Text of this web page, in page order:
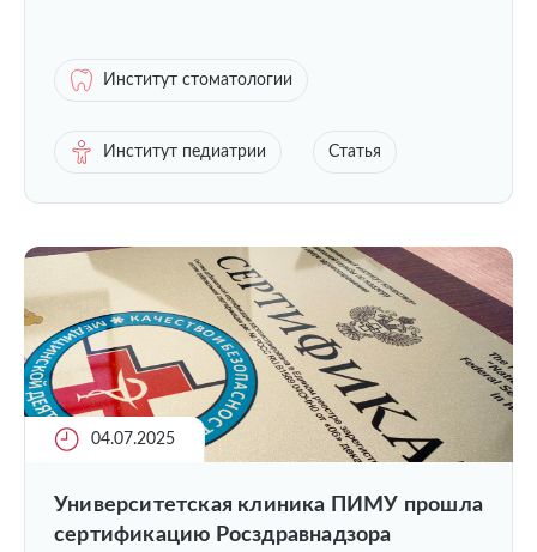
Институт стоматологии
Институт педиатрии Статья
04.07.2025
Университетская клиника ПИМУ прошла
сертификацию Росздравнадзора